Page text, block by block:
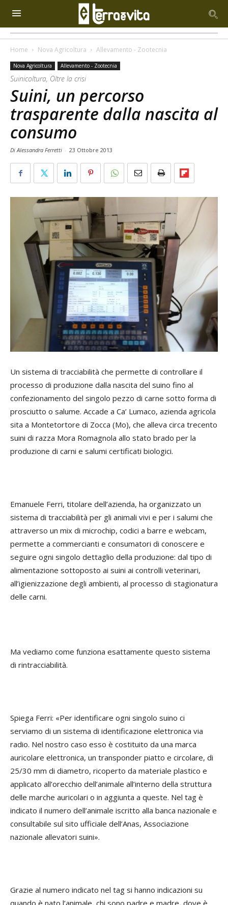
Home Nova Agricoltura Allevamento - Zootecnia
Nova Agricoltura Allevamento - Zootecnia
Suinicoltura, Oltre la crisi
Suini, un percorso
trasparente dalla nascita al
consumo
Di Alessandra Ferretti - 23 Ottobre 2013
Un sistema di tracciabilità che permette di controllare il
processo di produzione dalla nascita del suino fino al
confezionamento del singolo pezzo di carne sotto forma di
prosciutto o salume. Accade a Ca’ Lumaco, azienda agricola
sita a Montetortore di Zocca (Mo), che alleva circa trecento
suini di razza Mora Romagnola allo stato brado per la
produzione di carni e salumi certificati biologici.
Emanuele Ferri, titolare dell’azienda, ha organizzato un
sistema di tracciabilità per gli animali vivi e per i salumi che
attraverso un mix di microchip, codici a barre e webcam,
permette a commercianti e consumatori di conoscere e
seguire ogni singolo dettaglio della produzione: dal tipo di
alimentazione sottoposto ai suini ai controlli veterinari,
all’igienizzazione degli ambienti, al processo di stagionatura
delle carni.
Ma vediamo come funziona esattamente questo sistema
di rintracciabilità.
Spiega Ferri: «Per identificare ogni singolo suino ci
serviamo di un sistema di identificazione elettronica via
radio. Nel nostro caso esso è costituito da una marca
auricolare elettronica, un transponder piatto e circolare, di
25/30 mm di diametro, ricoperto da materiale plastico e
applicato all’orecchio dell’animale all’interno della struttura
delle marche auricolari o in aggiunta a queste. Nel tag è
indicato il numero dell’animale iscritto alla banca nazionale e
consultabile sul sito ufficiale dell’Anas, Associazione
nazionale allevatori suini».
Grazie al numero indicato nel tag si hanno indicazioni su